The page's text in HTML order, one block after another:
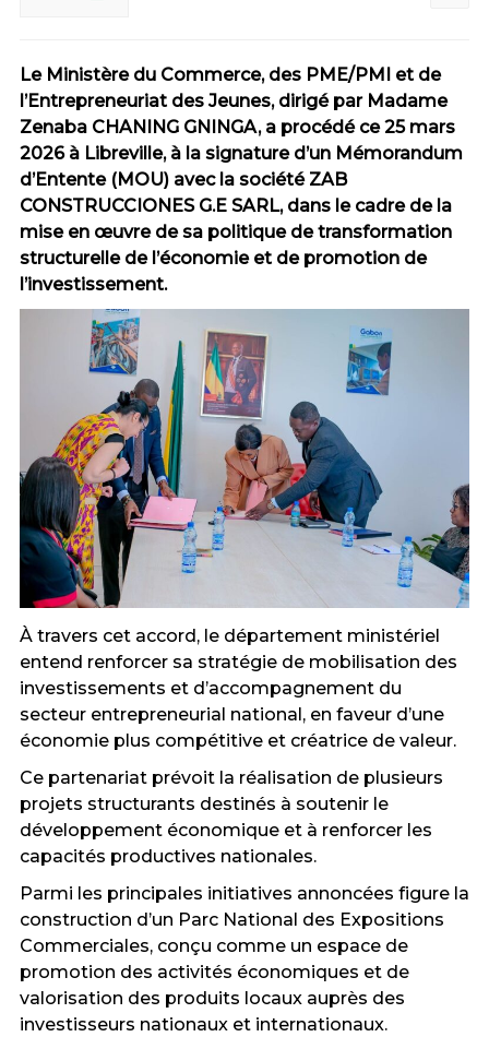
Le Ministère du Commerce, des PME/PMI et de
l’Entrepreneuriat des Jeunes, dirigé par Madame
Zenaba CHANING GNINGA, a procédé ce 25 mars
2026 à Libreville, à la signature d’un Mémorandum
d’Entente (MOU) avec la société ZAB
CONSTRUCCIONES G.E SARL, dans le cadre de la
mise en œuvre de sa politique de transformation
structurelle de l’économie et de promotion de
l’investissement.
À travers cet accord, le département ministériel
entend renforcer sa stratégie de mobilisation des
investissements et d’accompagnement du
secteur entrepreneurial national, en faveur d’une
économie plus compétitive et créatrice de valeur.
Ce partenariat prévoit la réalisation de plusieurs
projets structurants destinés à soutenir le
développement économique et à renforcer les
capacités productives nationales.
Parmi les principales initiatives annoncées figure la
construction d’un Parc National des Expositions
Commerciales, conçu comme un espace de
promotion des activités économiques et de
valorisation des produits locaux auprès des
investisseurs nationaux et internationaux.